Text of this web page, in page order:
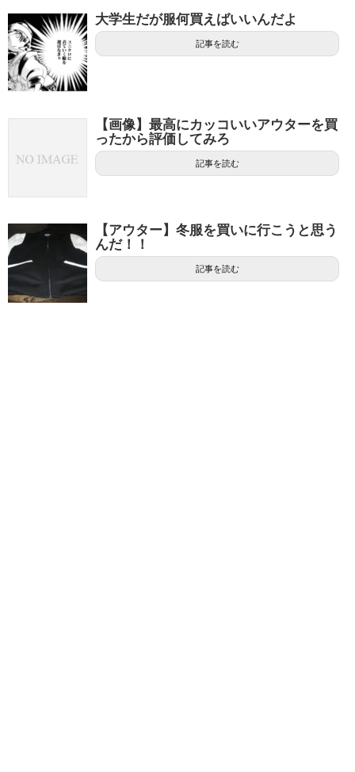
大学生だが服何買えばいいんだよ
記事を読む
【画像】最高にカッコいいアウターを買
ったから評価してみろ
記事を読む
【アウター】冬服を買いに行こうと思う
んだ！！
記事を読む